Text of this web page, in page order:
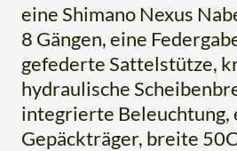
eine Shimano Nexus
8 Gängen, eine
gefederte Sattelstütze,
hydraulische
integrierte Beleuchtung,
Gepäckträger, breite